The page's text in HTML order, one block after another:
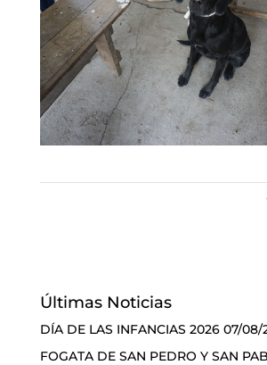
Últimas Noticias
DÍA DE LAS INFANCIAS 2026 07/08/
FOGATA DE SAN PEDRO Y SAN